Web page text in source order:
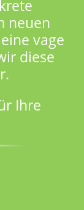
neuen
vage
diese
Ihre